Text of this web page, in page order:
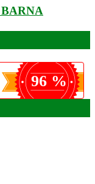
BARNA
96 %